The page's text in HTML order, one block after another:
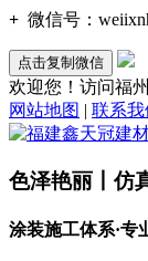
+ 微信号：
点击复制微信
欢迎您！访问福
网站地图 | 联系我
色泽艳丽丨仿
涂装施工体系·专